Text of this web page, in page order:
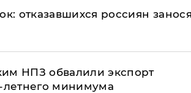
отказавшихся россиян
НПЗ обвалили экспорт
летнего минимума